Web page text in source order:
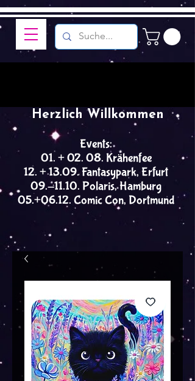
Events:
01. + 02. 08. Krähenfee
12. + 13.09. Fantasypark, Erfurt
09.-11.10. Polaris, Hamburg
05.+06.12. Comic Con, Dortmund
Herzlich Willkommen